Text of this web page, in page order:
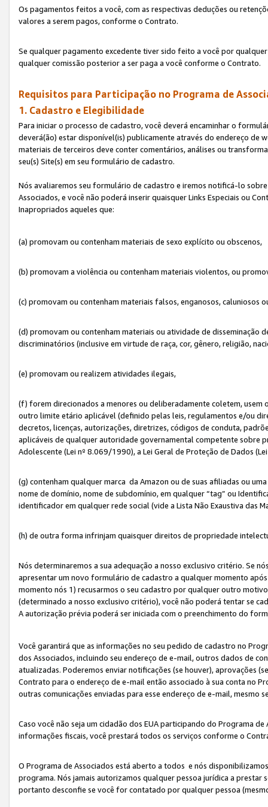
Os pagamentos feitos a você, com as respectivas deduções ou
valores a serem pagos, conforme o Contrato.
Se qualquer pagamento excedente tiver sido feito a você por
qualquer comissão posterior a ser paga a você conforme o Contrato.
Requisitos para Participação no Programa de
1. Cadastro e Elegibilidade
Para iniciar o processo de cadastro, você deverá encaminhar o
deverá(ão) estar disponível(is) publicamente através do endereço
materiais de terceiros deve conter comentários, análises ou
seu(s) Site(s) em seu formulário de cadastro.
Nós avaliaremos seu formulário de cadastro e iremos notificá-lo
Associados, e você não poderá inserir quaisquer Links Especiais ou
Inapropriados aqueles que:
(a) promovam ou contenham materiais de sexo explícito ou obscenos,
(b) promovam a violência ou contenham materiais violentos, ou
(c) promovam ou contenham materiais falsos, enganosos, caluniosos
(d) promovam ou contenham materiais ou atividade de disseminação
discriminatórios (inclusive em virtude de raça, cor, gênero, religião,
(e) promovam ou realizem atividades ilegais,
(f) forem direcionados a menores ou deliberadamente coletem, usem
outro limite etário aplicável (definido pelas leis, regulamentos e/ou
decretos, licenças, autorizações, diretrizes, códigos de conduta,
aplicáveis de qualquer autoridade governamental competente sobre
Adolescente (Lei nº 8.069/1990), a Lei Geral de Proteção de Dados
(g) contenham qualquer marca da Amazon ou de suas afiliadas ou
nome de domínio, nome de subdomínio, em qualquer “tag” ou
identificador em qualquer rede social (vide a Lista Não Exaustiva das
(h) de outra forma infrinjam quaisquer direitos de propriedade
Nós determinaremos a sua adequação a nosso exclusivo critério. Se
apresentar um novo formulário de cadastro a qualquer momento
momento nós 1) recusarmos o seu cadastro por qualquer outro
(determinado a nosso exclusivo critério), você não poderá tentar se
A autorização prévia poderá ser iniciada com o preenchimento do
Você garantirá que as informações no seu pedido de cadastro no
dos Associados, incluindo seu endereço de e-mail, outros dados de
atualizadas. Poderemos enviar notificações (se houver), aprovações
Contrato para o endereço de e-mail então associado à sua conta no
outras comunicações enviadas para esse endereço de e-mail,
Caso você não seja um cidadão dos EUA participando do Programa
informações fiscais, você prestará todos os serviços conforme o
O Programa de Associados está aberto a todos e nós
programa. Nós jamais autorizamos qualquer pessoa jurídica a
portanto desconfie se você for contatado por qualquer pessoa